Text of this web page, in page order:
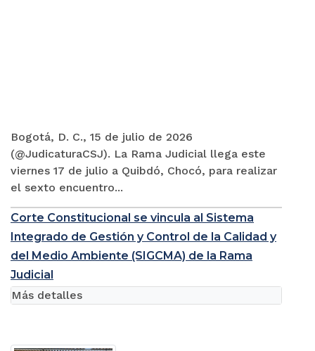
Bogotá, D. C., 15 de julio de 2026
(@JudicaturaCSJ). La Rama Judicial llega este
viernes 17 de julio a Quibdó, Chocó, para realizar
el sexto encuentro...
Corte Constitucional se vincula al Sistema
Integrado de Gestión y Control de la Calidad y
del Medio Ambiente (SIGCMA) de la Rama
Judicial
Más detalles